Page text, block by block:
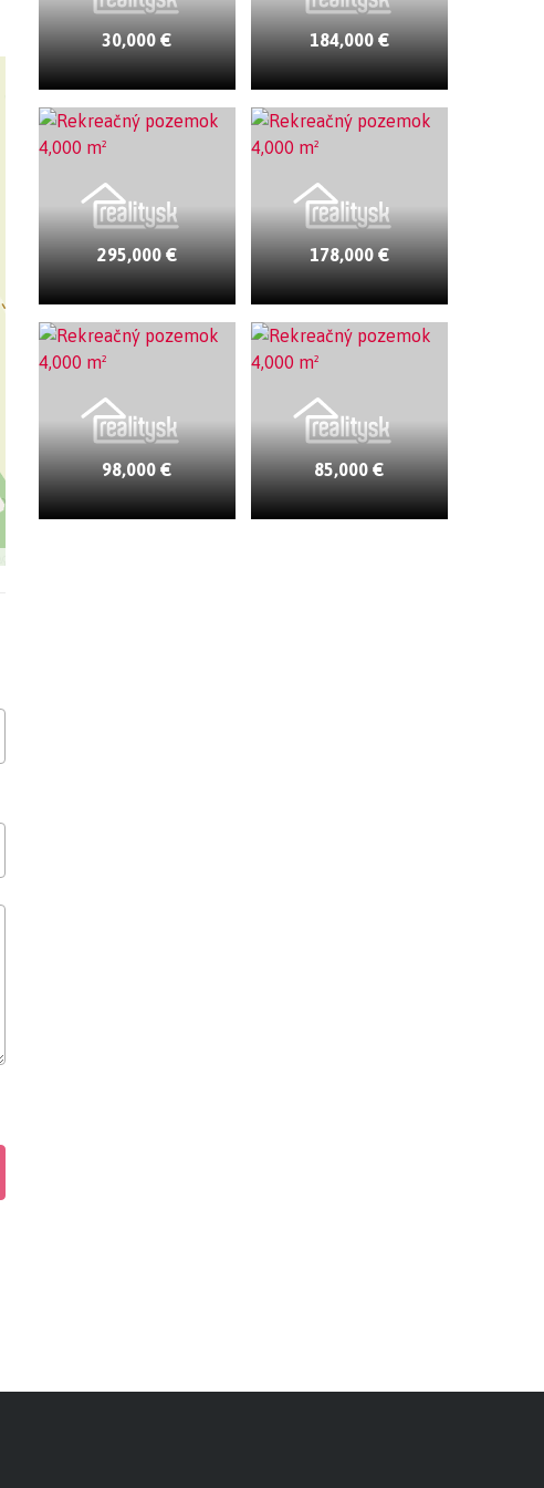
30,000 € 184,000 €
295,000 € 178,000 €
98,000 € 85,000 €